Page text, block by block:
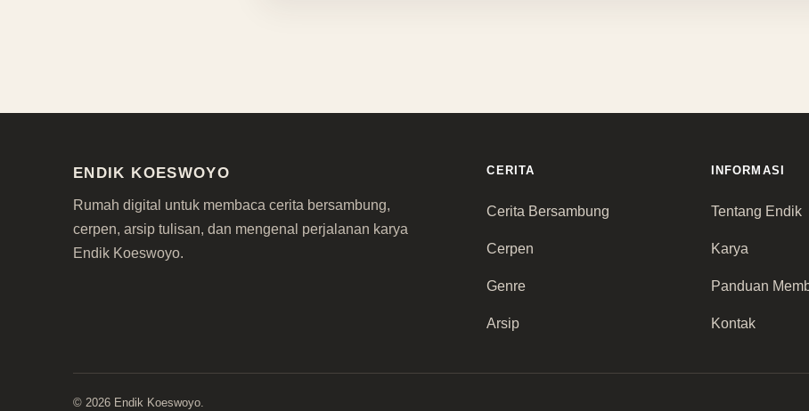
ENDIK KOESWOYO
Rumah digital untuk membaca cerita bersambung,
cerpen, arsip tulisan, dan mengenal perjalanan karya
Endik Koeswoyo.
CERITA
Cerita Bersambung
Cerpen
Genre
Arsip
INFORMASI
Tentang Endik
Karya
Panduan
Kontak
© 2026 Endik Koeswoyo.